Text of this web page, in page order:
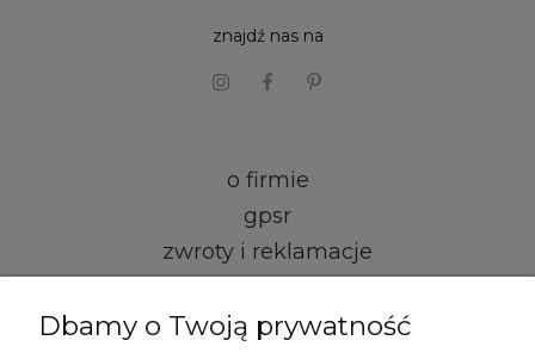
o firmie
gpsr
zwroty i reklamacje
kontakt i dane firmy
znajdź nas na
Dbamy o Twoją prywatność